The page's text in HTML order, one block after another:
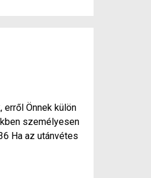
erről Önnek külön
személyesen
Ha az utánvétes